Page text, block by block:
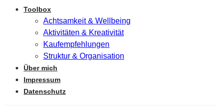
Toolbox
Achtsamkeit & Wellbeing
Aktivitäten & Kreativität
Kaufempfehlungen
Struktur & Organisation
Über mich
Impressum
Datenschutz